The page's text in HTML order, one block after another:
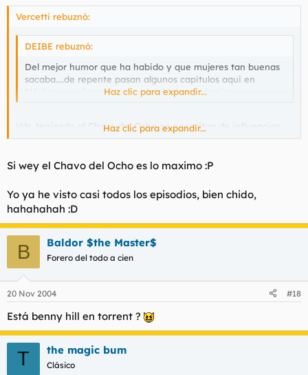
Vercetti rebuznó:
DEIBE rebuznó:
Del mejor humor que ha habido y que mujeres tan buenas
sacaba....de repente pasan algunos capitulos aqui en
México y es simpatico ver el doblaje que hacian....
Haz clic para expandir...
Vds. teniendo al Chavo del Ocho no necesitan de influencias
extranjeras. EL Chavo del Ocho SI ES DIOS.
No me seas malinchista wey
Saludos desde la Mama Patria
Buenos Dias
Haz clic para expandir...
Si wey el Chavo del Ocho es lo maximo :P
Yo ya he visto casi todos los episodios, bien chido,
hahahahah :D
B Baldor $the Master$
Forero del todo a cien
20 Nov 2004 #18
Está benny hill en torrent ?
T the magic bum
Clásico